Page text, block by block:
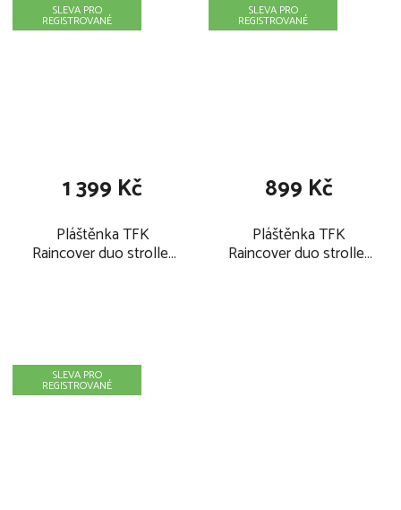
SLEVA PRO
REGISTROVANÉ
Pláštěnka TFK
Raincover duo stroller
1 399 Kč
SLEVA PRO
REGISTROVANÉ
Pláštěnka TFK
Raincover duo stroller
899 Kč
SLEVA PRO
REGISTROVANÉ